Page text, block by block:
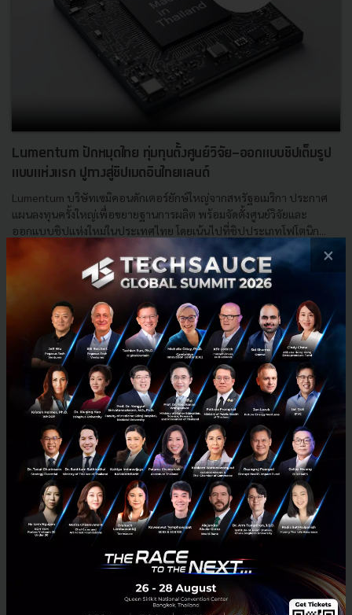
Lumentum ปักหมุดไทย ทุ่มทุนตั้งศูนย์วิจัย-ออกแบบชิปเต็มรูป
แบบแห่งแรก ปูทางสู่ชิปเมดอินไทยแลนด์
Lumentum บริษัทเซมิคอนดักเตอร์ยักษ์ใหญ่จากสหรัฐอเมริกา ประกาศ
แผนลงทุนครั้งใหญ่เพื่อขยายฐานการผลิต พร้อมจัดตั้งศูนย์วิจัยและ
ออกแบบชิปแห่งใหม่ในประเทศไทย โดยเน้นไปที่ชิปประเภทโฟโตนิก...
Techsauce Team
boi lumentum semiconductor
E-mail :contact@techsauce.co
Tel : 02-001-5375
Mobile : 06-4658-9500
Techsauce Media
About Techsauce
Techsauce Services
Privacy Policy
×